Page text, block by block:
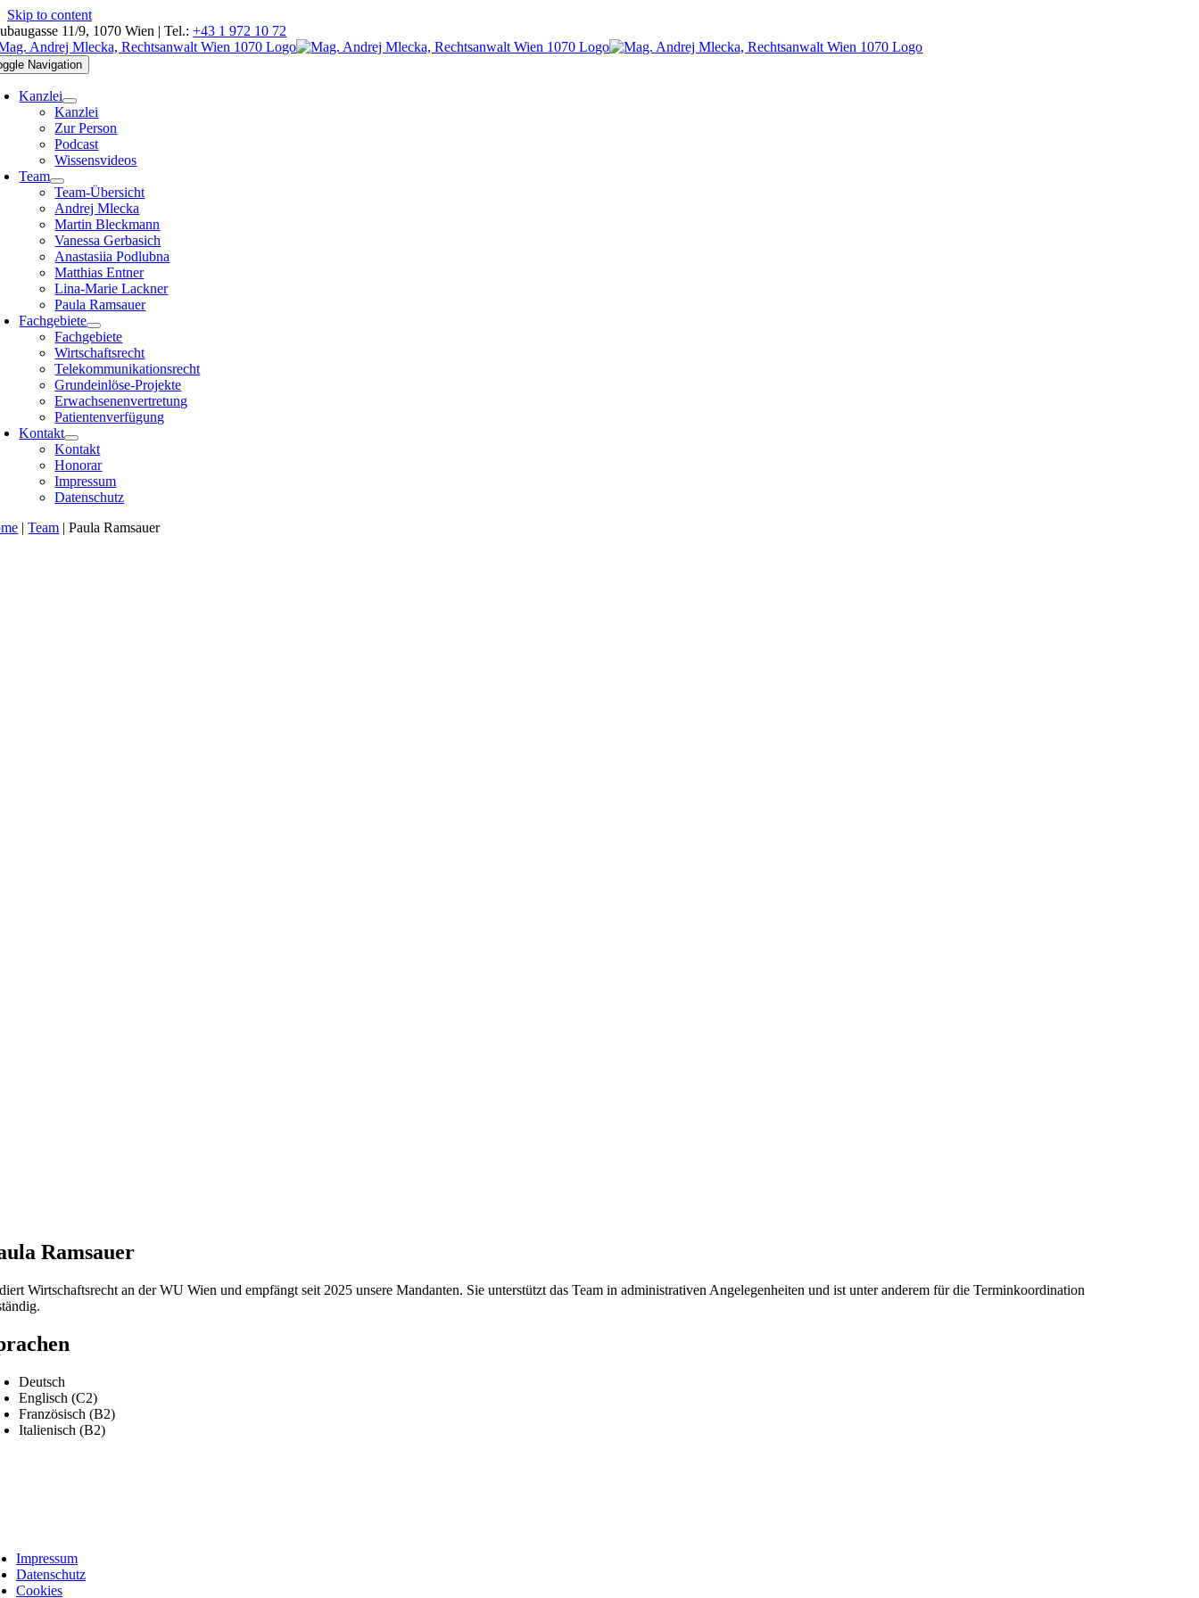
Skip to content
11/9, 1070 Wien | Tel.:+43 1 972 10 72
Navigation
Kanzlei
Kanzlei
Zur Person
Podcast
Wissensvideos
Team
Team-Übersicht
Andrej Mlecka
Martin Bleckmann
Vanessa Gerbasich
Anastasiia Podlubna
Matthias Entner
Lina-Marie Lackner
Paula Ramsauer
Fachgebiete
Fachgebiete
Wirtschaftsrecht
Telekommunikationsrecht
Grundeinlöse-Projekte
Erwachsenenvertretung
Patientenverfügung
Kontakt
Kontakt
Honorar
Impressum
Datenschutz
|Team |Paula Ramsauer
Ramsauer
Wirtschaftsrecht an der WU Wien und empfängt seit 2025 unsere Mandanten. Sie unterstützt das Team in administrativen Angelegenheiten und ist unter anderem für die Terminkoordination
Deutsch
Englisch (C2)
Französisch (B2)
Italienisch (B2)
Impressum
Datenschutz
Cookies